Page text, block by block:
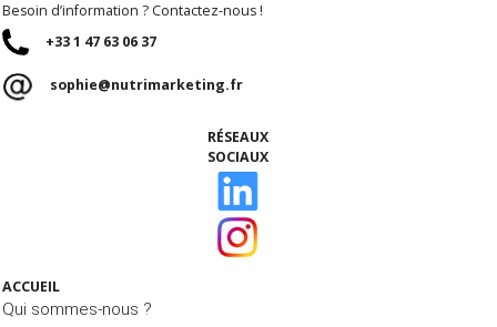
Besoin d’information ? Contactez-nous !
+33 1 47 63 06 37
sophie@nutrimarketing.fr
RÉSEAUX
SOCIAUX
ACCUEIL
Qui sommes-nous ?